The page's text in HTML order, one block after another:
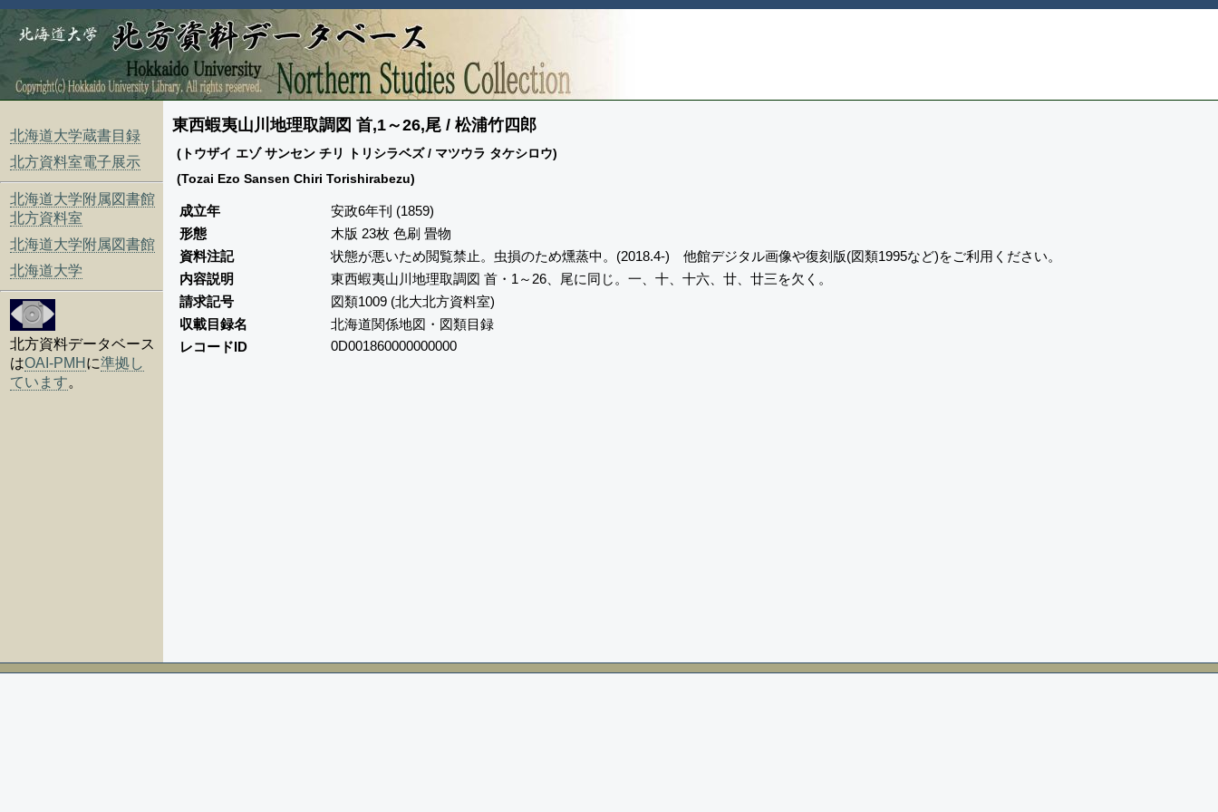
北海道大学蔵書目録
北方資料室電子展示
北海道大学附属図書館
北方資料室
北海道大学附属図書館
北海道大学
北方資料データベース
はOAI-PMH に準拠し
ています。
東西蝦夷山川地理取調図 首,1～26,尾 / 松浦竹四郎
(トウザイ エゾ サンセン チリ トリシラベズ / マツウラ タケシロウ)
(Tozai Ezo Sansen Chiri Torishirabezu)
成立年
安政6年刊 (1859)
形態
木版 23枚 色刷 畳物
資料注記
状態が悪いため閲覧禁止。虫損のため燻蒸中。(2018.4-) 他館デジタル画像や復刻版(図類1995など)をご利用ください。
内容説明
東西蝦夷山川地理取調図 首・1～26、尾に同じ。一、十、十六、廿、廿三を欠く。
請求記号
図類1009 (北大北方資料室)
収載目録名
北海道関係地図・図類目録
レコードID
0D001860000000000